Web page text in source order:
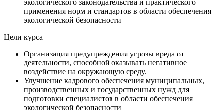
экологического законодательства и практического
применения норм и стандартов в области обеспечения
экологической безопасности
Цели курса
Организация предупреждения угрозы вреда от
деятельности, способной оказывать негативное
воздействие на окружающую среду.
Улучшение кадрового обеспечения муниципальных,
производственных и государственных нужд для
подготовки специалистов в области обеспечения
экологической безопасности